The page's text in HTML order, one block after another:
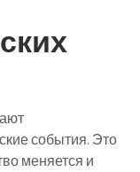
события. Это
меняется и